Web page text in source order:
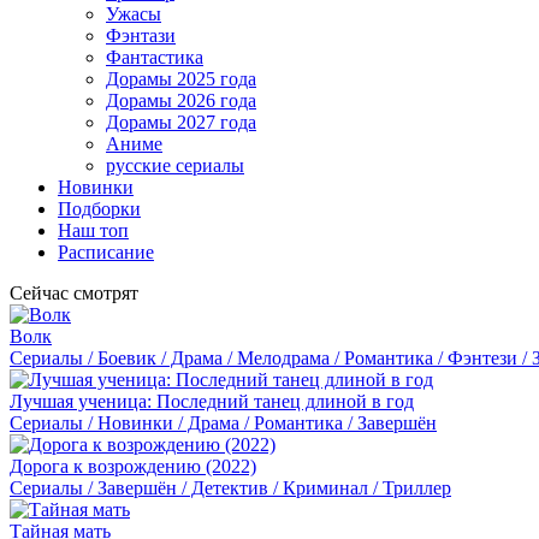
Ужасы
Фэнтази
Фантастика
Дорамы 2025 года
Дорамы 2026 года
Дорамы 2027 года
Аниме
русские сериалы
Новинки
Подборки
Наш топ
Расписание
Сейчас смотрят
Волк
Сериалы / Боевик / Драма / Мелодрама / Романтика / Фэнтези /
Лучшая ученица: Последний танец длиной в год
Сериалы / Новинки / Драма / Романтика / Завершён
Дорога к возрождению (2022)
Сериалы / Завершён / Детектив / Криминал / Триллер
Тайная мать